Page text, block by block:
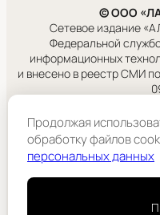
© ООО
Сетевое издание
Федеральной
информационных
и внесено в реестр СМИ
ООО
Продолжая
обработку файлов
персональных данных